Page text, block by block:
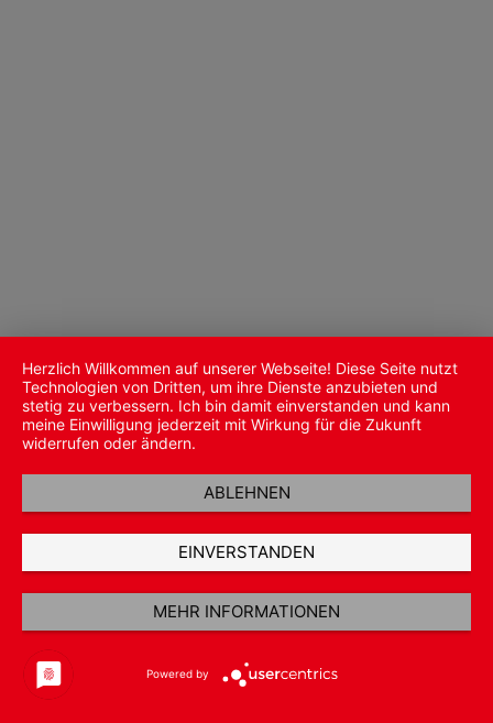
Herzlich Willkommen auf unserer Webseite! Diese Seite nutzt
Technologien von Dritten, um ihre Dienste anzubieten und
stetig zu verbessern. Ich bin damit einverstanden und kann
meine Einwilligung jederzeit mit Wirkung für die Zukunft
widerrufen oder ändern.
ABLEHNEN
EINVERSTANDEN
MEHR INFORMATIONEN
Powered by